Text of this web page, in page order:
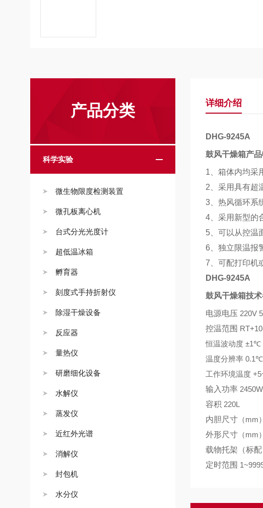
产品分类
科学实验
微生物限度检测装置
微孔板离心机
台式分光光度计
超低温冰箱
孵育器
刻度式手持折射仪
除湿干燥设备
反应器
量热仪
研磨细化设备
水解仪
蒸发仪
近红外光谱
消解仪
封包机
水分仪
详细介绍
DHG-9245A
鼓风干燥箱产品
1 、箱体内均
2 、采用具有
3、热风循环系
4、采用新型的
5、可以从控温
6 、独立限温
7 、可配打印机
DHG-9245A
鼓风干燥箱技术
电源电压 220V
控温范围
恒温波动度±1℃
温度分辨率0.1℃
工作环境温度
输入功率2450W
容积 220L
内胆尺寸（mm
外形尺寸（mm
载物托架（标配
定时范围